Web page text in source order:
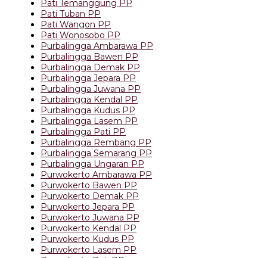
Pati Temanggung PP
Pati Tuban PP
Pati Wangon PP
Pati Wonosobo PP
Purbalingga Ambarawa PP
Purbalingga Bawen PP
Purbalingga Demak PP
Purbalingga Jepara PP
Purbalingga Juwana PP
Purbalingga Kendal PP
Purbalingga Kudus PP
Purbalingga Lasem PP
Purbalingga Pati PP
Purbalingga Rembang PP
Purbalingga Semarang PP
Purbalingga Ungaran PP
Purwokerto Ambarawa PP
Purwokerto Bawen PP
Purwokerto Demak PP
Purwokerto Jepara PP
Purwokerto Juwana PP
Purwokerto Kendal PP
Purwokerto Kudus PP
Purwokerto Lasem PP